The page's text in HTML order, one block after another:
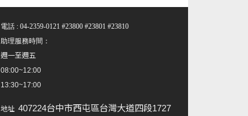
電話 : 04-2359-0121 #23800 #23801 #23810
助理服務時間：
週一至週五
08:00~12:00
13:30~17:00
地址407224台中市西屯區台灣大道四段1727